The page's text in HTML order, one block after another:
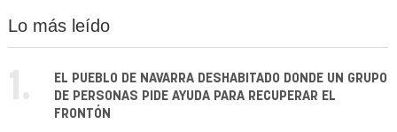
Lo más leído
1.
EL PUEBLO DE NAVARRA DESHABITADO DONDE UN GRUPO
DE PERSONAS PIDE AYUDA PARA RECUPERAR EL
FRONTÓN